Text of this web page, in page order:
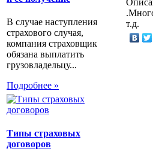
В случае наступления
страхового случая,
компания страховщик
обязана выплатить
грузовладельцу...
Подробнее »
Типы страховых
договоров
т.д.